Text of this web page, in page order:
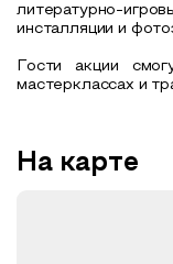
литературно-
инсталляции и
Гости акции
мастерклассах и
На карте